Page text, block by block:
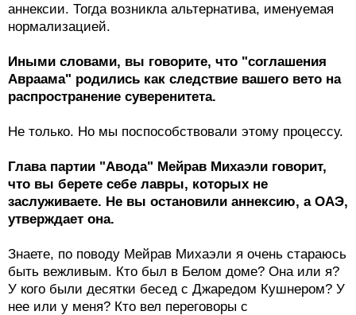
аннексии. Тогда возникла альтернатива, именуемая
нормализацией.
Иными словами, вы говорите, что "соглашения
Авраама" родились как следствие вашего вето на
распространение суверенитета.
Не только. Но мы поспособствовали этому процессу.
Глава партии "Авода" Мейрав Михаэли говорит,
что вы берете себе лавры, которых не
заслуживаете. Не вы остановили аннексию, а ОАЭ,
утверждает она.
Знаете, по поводу Мейрав Михаэли я очень стараюсь
быть вежливым. Кто был в Белом доме? Она или я?
У кого были десятки бесед с Джаредом Кушнером? У
нее или у меня? Кто вел переговоры с